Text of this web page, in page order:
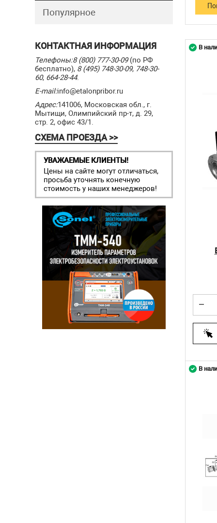
Популярное
КОНТАКТНАЯ ИНФОРМАЦИЯ
Телефоны:8 (800) 777-30-09(по РФ
бесплатно), 8 (495) 748-30-09, 748-30-
60, 664-28-44.
E-mail:info@etalonpribor.ru
Адрес:141006, Московская обл., г.
Мытищи, Олимпийский пр-т, д. 29,
стр. 2, офис 43/1.
СХЕМА ПРОЕЗДА >>
УВАЖАЕМЫЕ КЛИЕНТЫ!
Цены на сайте могут отличаться,
просьба уточнять конечную
стоимость у наших менеджеров!
В
В